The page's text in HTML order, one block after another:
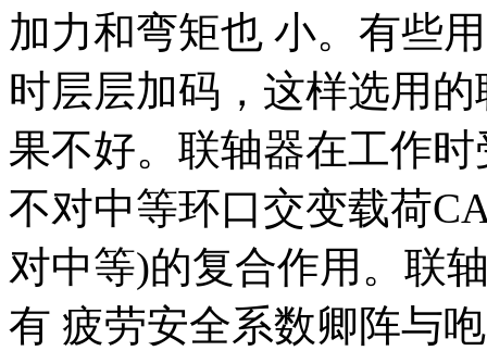
加力和弯矩也 小。有些
时层层加码，这样选用
果不好。联轴器在工作
不对中等环口交变载荷
对中等)的复合作用。联
有 疲劳安全系数卿阵与